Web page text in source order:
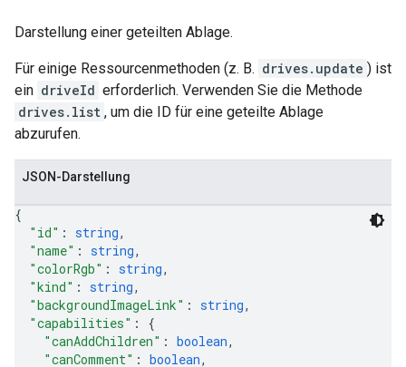
Darstellung einer geteilten Ablage.
Für einige Ressourcenmethoden (z. B. drives.update ) ist
ein driveId erforderlich. Verwenden Sie die Methode
drives.list , um die ID für eine geteilte Ablage
abzurufen.
JSON-Darstellung
{
"id" : string,
"name" : string,
"colorRgb" : string,
"kind" : string,
"backgroundImageLink" : string,
"capabilities" : {
"canAddChildren" : boolean,
"canComment" : boolean,